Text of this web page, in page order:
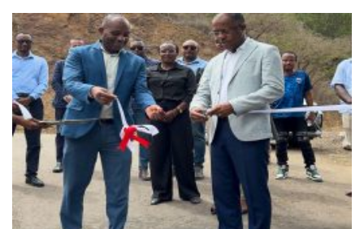
O novo centro começa a funcionar efectivamente, a partir
desta quinta-feira, já que na quarta-feira ainda seria para
arrumar a casa e traçar as estratégias para melhor